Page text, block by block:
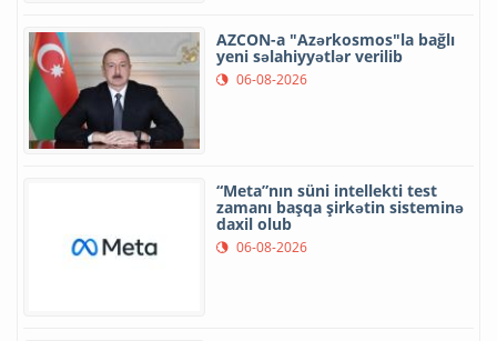
AZCON-a "Azərkosmos"la bağlı
yeni səlahiyyətlər verilib
06-08-2026
“Meta”nın süni intellekti test
zamanı başqa şirkətin sisteminə
daxil olub
06-08-2026